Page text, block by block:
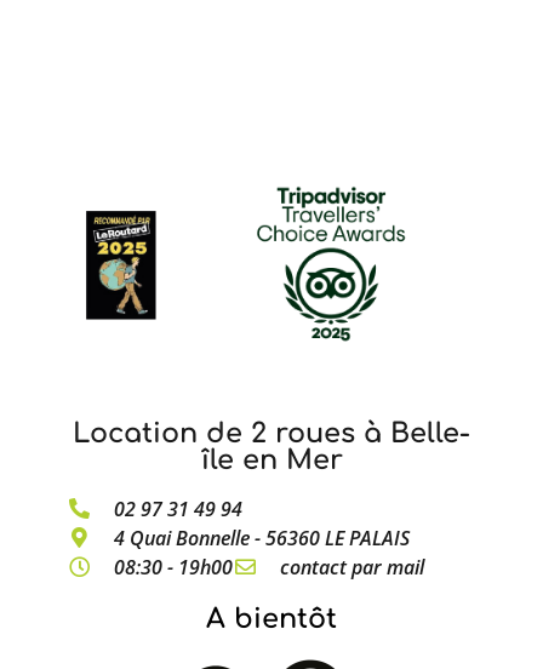
Location de 2 roues à Belle-
île en Mer
02 97 31 49 94
4 Quai Bonnelle - 56360 LE PALAIS
08:30 - 19h00
contact par mail
A bientôt